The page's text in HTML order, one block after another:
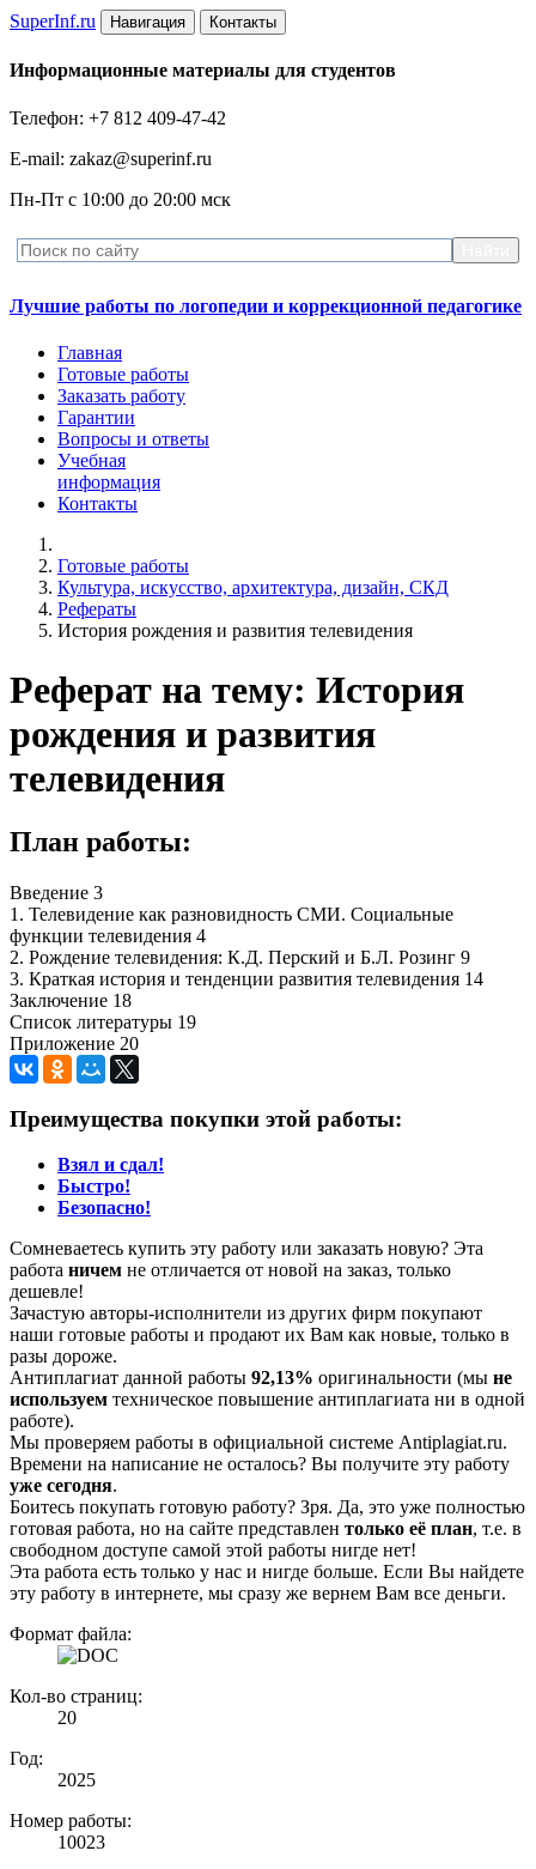
SuperInf.ru Навигация Контакты
Информационные материалы для студентов
Телефон: +7 812 409-47-42
E-mail: zakaz@superinf.ru
Пн-Пт с 10:00 до 20:00 мск
Лучшие работы по логопедии и коррекционной педагогике
Главная
Готовые работы
Заказать работу
Гарантии
Вопросы и ответы
Учебная
информация
Контакты
Готовые работы
Культура, искусство, архитектура, дизайн, СКД
Рефераты
История рождения и развития телевидения
Реферат на тему: История
рождения и развития
телевидения
План работы:
Введение 3
1. Телевидение как разновидность СМИ. Социальные
функции телевидения 4
2. Рождение телевидения: К.Д. Перский и Б.Л. Розинг 9
3. Краткая история и тенденции развития телевидения 14
Заключение 18
Список литературы 19
Приложение 20
Преимущества покупки этой работы:
Взял и сдал!
Быстро!
Безопасно!
Сомневаетесь купить эту работу или заказать новую? Эта
работа ничем не отличается от новой на заказ, только
дешевле!
Зачастую авторы-исполнители из других фирм покупают
наши готовые работы и продают их Вам как новые, только в
разы дороже.
Антиплагиат данной работы 92,13% оригинальности (мы не
используем техническое повышение антиплагиата ни в одной
работе).
Мы проверяем работы в официальной системе Аntiplagiat.ru.
Времени на написание не осталось? Вы получите эту работу
уже сегодня.
Боитесь покупать готовую работу? Зря. Да, это уже полностью
готовая работа, но на сайте представлен только её план, т.е. в
свободном доступе самой этой работы нигде нет!
Эта работа есть только у нас и нигде больше. Если Вы найдете
эту работу в интернете, мы сразу же вернем Вам все деньги.
Формат файла:
Кол-во страниц:
20
Год:
2025
Номер работы:
10023